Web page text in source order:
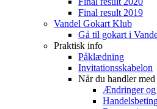
Final result 2019
Vandel Gokart Klub
Gå til gokart i
Praktisk info
Påklædning
Invitationsskabelon
Når du handler med
Ændringer